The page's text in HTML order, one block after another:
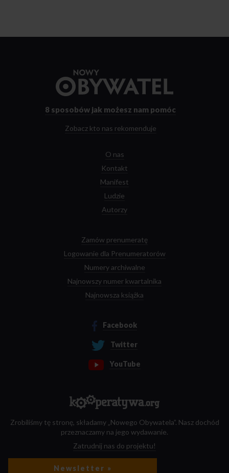
strony
8 sposobów jak możesz nam pomóc
Zobacz kto nas rekomenduje
O nas
Kontakt
Manifest
Ludzie
Autorzy
Zamów prenumeratę
Logowanie dla Prenumeratorów
Numery archiwalne
Najnowszy numer kwartalnika
Najnowsza książka
Facebook
Twitter
YouTube
Zrobiliśmy tę stronę, składamy „Nowego Obywatela”. Nasz dochód
przeznaczamy na jego wydawanie.
Zatrudnij nas do projektu!
Newsletter »